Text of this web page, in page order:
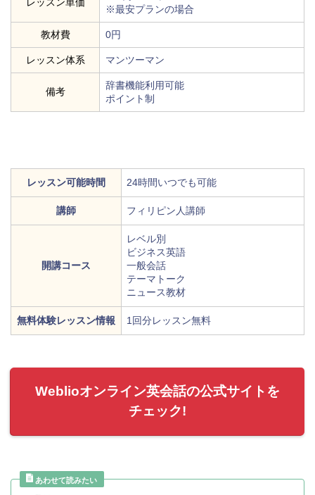
※最安プランの場合
教材費 0円
レッスン体系 マンツーマン
備考
辞書機能利用可能
ポイント制
レッスン可能時間 24時間いつでも可能
講師 フィリピン人講師
開講コース
レベル別
ビジネス英語
一般会話
テーマトーク
ニュース教材
無料体験レッスン情報 1回分レッスン無料
Weblioオンライン英会話の公式サイトを
チェック!